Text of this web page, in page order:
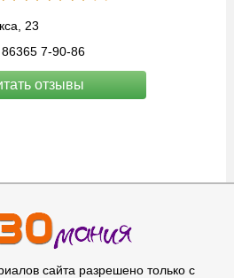
23
7‑90-86
отзывы
сайта разрешено только с